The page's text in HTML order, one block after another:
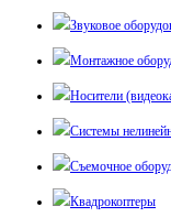
Звуковое
Монтажное
Носители
Системы
Съемочное
Квадрокоптеры